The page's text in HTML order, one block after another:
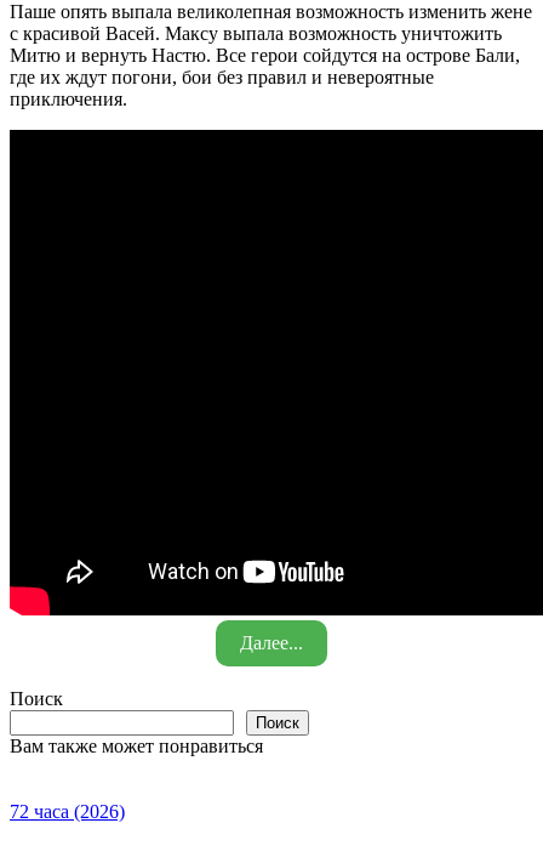
Паше опять выпала великолепная возможность изменить жене
с красивой Васей. Максу выпала возможность уничтожить
Митю и вернуть Настю. Все герои сойдутся на острове Бали,
где их ждут погони, бои без правил и невероятные
приключения.
Далее...
Поиск
Поиск
Вам также может понравиться
72 часа (2026)